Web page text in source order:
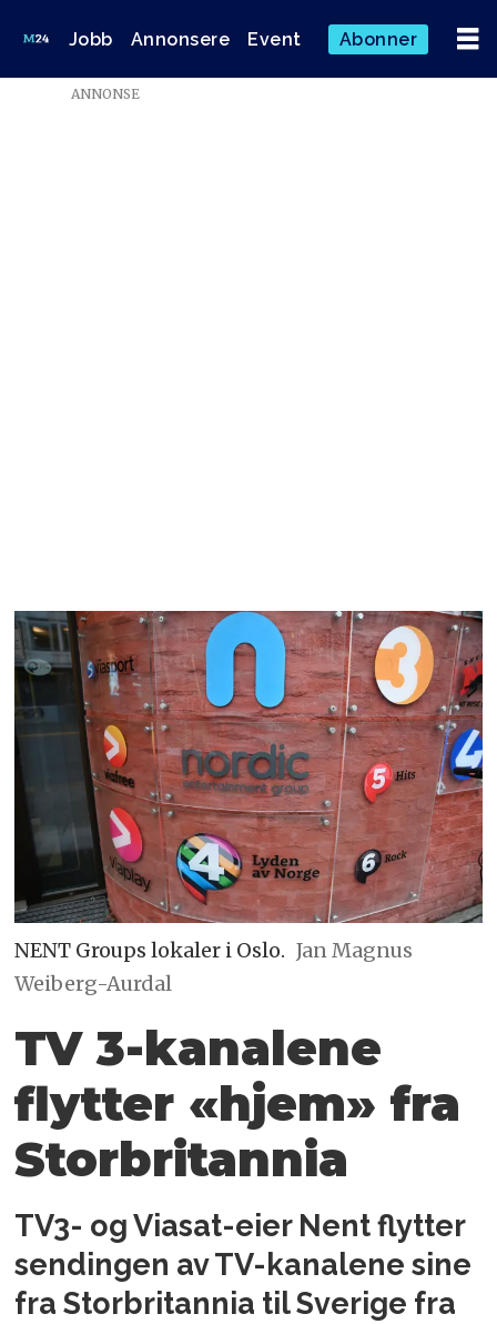
Jobb Annonsere Event Abonner
ANNONSE
NENT Groups lokaler i Oslo. Jan Magnus
Weiberg-Aurdal
TV 3-kanalene
flytter «hjem» fra
Storbritannia
TV3- og Viasat-eier Nent flytter
sendingen av TV-kanalene sine
fra Storbritannia til Sverige fra